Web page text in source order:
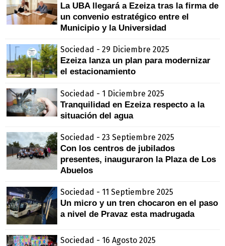
La UBA llegará a Ezeiza tras la firma de
un convenio estratégico entre el
Municipio y la Universidad
Sociedad - 29 Diciembre 2025
Ezeiza lanza un plan para modernizar
el estacionamiento
Sociedad - 1 Diciembre 2025
Tranquilidad en Ezeiza respecto a la
situación del agua
Sociedad - 23 Septiembre 2025
Con los centros de jubilados
presentes, inauguraron la Plaza de Los
Abuelos
Sociedad - 11 Septiembre 2025
Un micro y un tren chocaron en el paso
a nivel de Pravaz esta madrugada
Sociedad - 16 Agosto 2025